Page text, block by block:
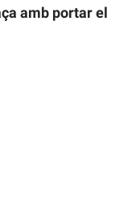
amb portar el